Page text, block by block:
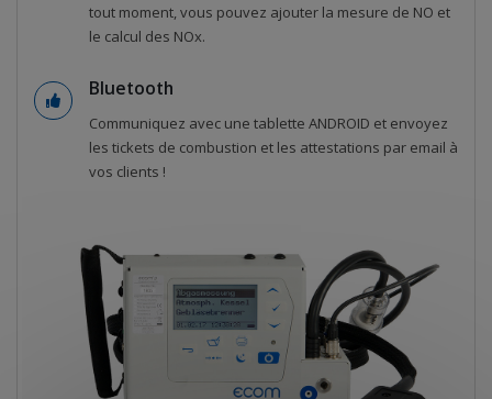
tout moment, vous pouvez ajouter la mesure de NO et
le calcul des NOx.
Bluetooth
Communiquez avec une tablette ANDROID et envoyez
les tickets de combustion et les attestations par email à
vos clients !